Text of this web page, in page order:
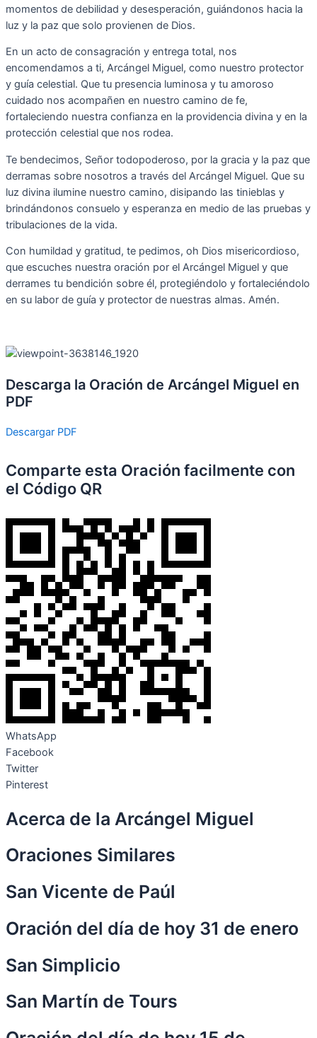
momentos de debilidad y desesperación, guiándonos hacia la
luz y la paz que solo provienen de Dios.
En un acto de consagración y entrega total, nos
encomendamos a ti, Arcángel Miguel, como nuestro protector
y guía celestial. Que tu presencia luminosa y tu amoroso
cuidado nos acompañen en nuestro camino de fe,
fortaleciendo nuestra confianza en la providencia divina y en la
protección celestial que nos rodea.
Te bendecimos, Señor todopoderoso, por la gracia y la paz que
derramas sobre nosotros a través del Arcángel Miguel. Que su
luz divina ilumine nuestro camino, disipando las tinieblas y
brindándonos consuelo y esperanza en medio de las pruebas y
tribulaciones de la vida.
Con humildad y gratitud, te pedimos, oh Dios misericordioso,
que escuches nuestra oración por el Arcángel Miguel y que
derrames tu bendición sobre él, protegiéndolo y fortaleciéndolo
en su labor de guía y protector de nuestras almas. Amén.
Descarga la Oración de Arcángel Miguel en
PDF
Descargar PDF
Comparte esta Oración facilmente con
el Código QR
WhatsApp
Facebook
Twitter
Pinterest
Acerca de la Arcángel Miguel
Oraciones Similares
San Vicente de Paúl
Oración del día de hoy 31 de enero
San Simplicio
San Martín de Tours